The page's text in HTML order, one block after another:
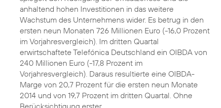
anhaltend hohen Investitionen in das weitere
Wachstum des Unternehmens wider. Es betrug in den
ersten neun Monaten 726 Millionen Euro (-16,0 Prozent
im Vorjahresvergleich). Im dritten Quartal
erwirtschaftete Telefónica Deutschland ein OIBDA von
240 Millionen Euro (-17,8 Prozent im
Vorjahresvergleich). Daraus resultierte eine OIBDA-
Marge von 20,7 Prozent für die ersten neun Monate
2014 und von 19,7 Prozent im dritten Quartal. Ohne